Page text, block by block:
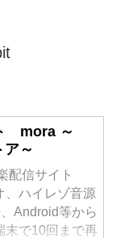
mora ～
～
配信サイト
、ハイレゾ音源
Android等から
末で10回まで再